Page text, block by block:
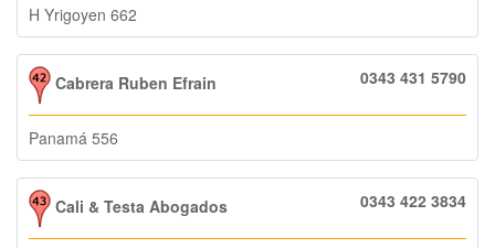
H Yrigoyen 662
Cabrera Ruben Efrain 0343 431 5790
Panamá 556
Cali & Testa Abogados 0343 422 3834